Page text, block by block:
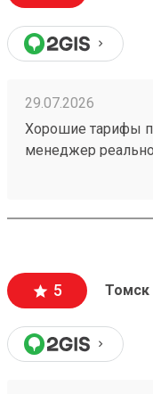
29.07.2026
Хорошие тарифы
менеджер
менеджеру
5 Томск